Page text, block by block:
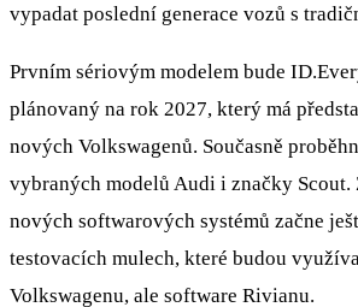
vypadat poslední generace vozů s
Prvním sériovým modelem bude
plánovaný na rok 2027, který má
nových Volkswagenů. Současně
vybraných modelů Audi i značky
nových softwarových systémů začne
testovacích mulech, které budou
Volkswagenu, ale software Rivianu.